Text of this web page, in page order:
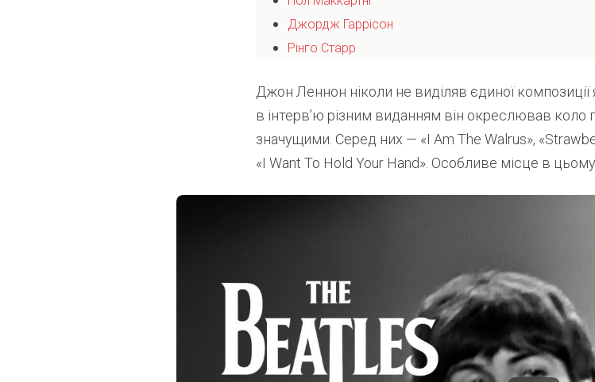
Джордж Гаррісон
Рінго Старр
Джон Леннон ніколи не виділяв єдиної
в інтерв’ю різним виданням він окреслював коло
значущими. Серед них — «I Am The Walrus»,
«I Want To Hold Your Hand». Особливе місце в